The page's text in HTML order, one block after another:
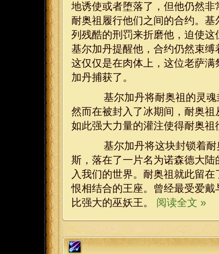
地诱使或者堕落了，但他仍然
耐奥祖履行他们之间的合约。
列残酷的刑罚来折磨他，迫使
基尔加丹提醒他，合约仍然束
这仅仅是在肉体上，这位老萨
加丹捕获了。
基尔加丹将耐奥祖的灵魂
然而在被封入了冰期间，耐奥
如此强大力量的灌注使得耐奥祖
基尔加丹将这块封锁着耐
斯，落在了一片名为诺森德大
入我们的世界。耐奥祖就此留
恨相结合的王座。曾经最受爱
比强大的巫妖王。 阅读全文 »